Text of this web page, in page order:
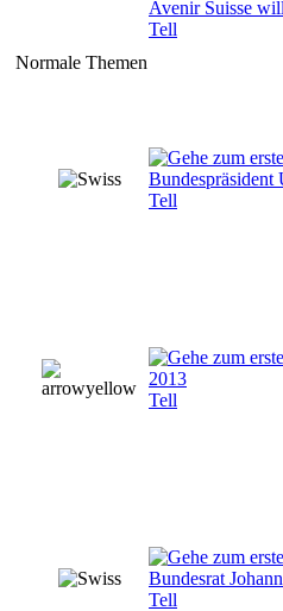
Avenir Suisse
Tell
Normale Themen
Bundespräsident
Tell
2013
Tell
Bundesrat
Tell